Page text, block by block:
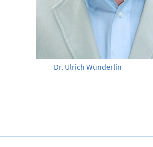
Dr. Ulrich Wunderlin